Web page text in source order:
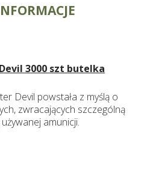
Devil 3000 szt butelka
Devil powstała z myślą o
zwracających szczególną
amunicji.